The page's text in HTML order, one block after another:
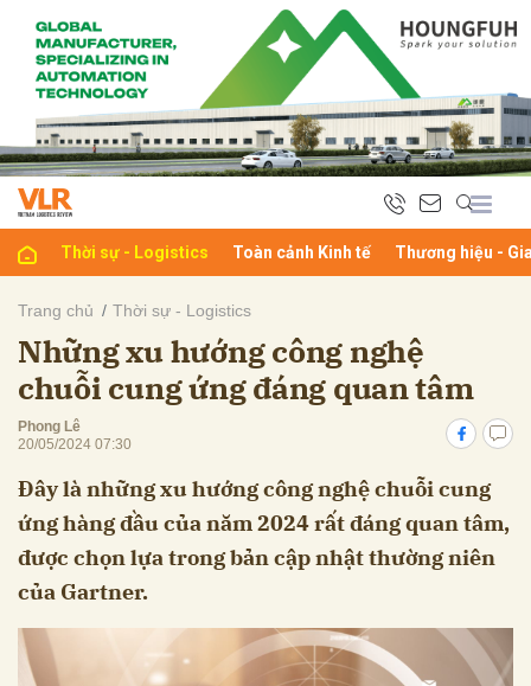
Thời sự - Logistics Toàn cảnh Kinh tế Thương hiệu -
Trang chủ Thời sự - Logistics
Những xu hướng công nghệ
chuỗi cung ứng đáng quan tâm
Phong Lê
20/05/2024 07:30
Đây là những xu hướng công nghệ chuỗi cung
ứng hàng đầu của năm 2024 rất đáng quan tâm,
được chọn lựa trong bản cập nhật thường niên
của Gartner.
luận
Hủy